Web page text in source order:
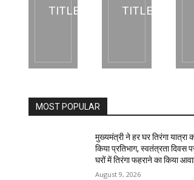
TITLE
TITLE
MOST POPULAR
मुख्यमंत्री ने हर घर तिरंगा यात्रा
किया प्रतिभाग, स्वतंत्रता दिवस
घरों में तिरंगा फहराने का किया
August 9, 2026